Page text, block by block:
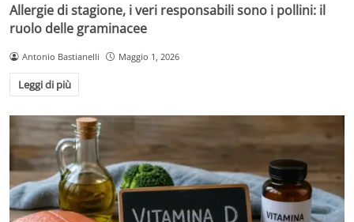
Allergie di stagione, i veri responsabili sono i pollini: il
ruolo delle graminacee
Antonio Bastianelli Maggio 1, 2026
Leggi di più